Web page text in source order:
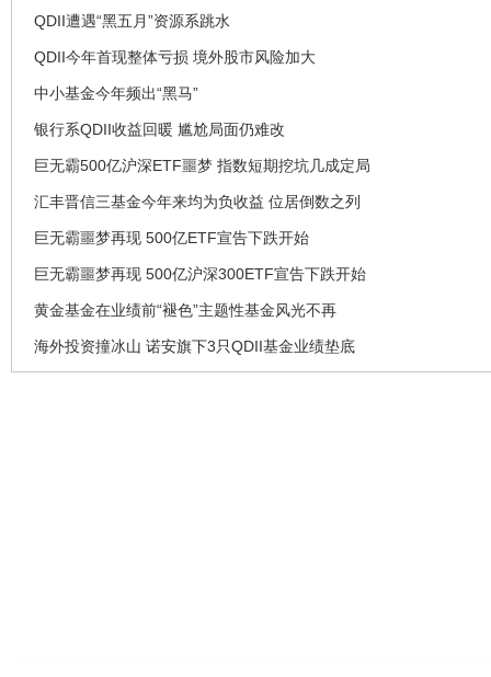
QDII遭遇“黑五月”资源系跳水
QDII今年首现整体亏损 境外股市风险加大
中小基金今年频出“黑马”
银行系QDII收益回暖 尴尬局面仍难改
巨无霸500亿沪深ETF噩梦 指数短期挖坑几成定局
汇丰晋信三基金今年来均为负收益 位居倒数之列
巨无霸噩梦再现 500亿ETF宣告下跌开始
巨无霸噩梦再现 500亿沪深300ETF宣告下跌开始
黄金基金在业绩前“褪色”主题性基金风光不再
海外投资撞冰山 诺安旗下3只QDII基金业绩垫底